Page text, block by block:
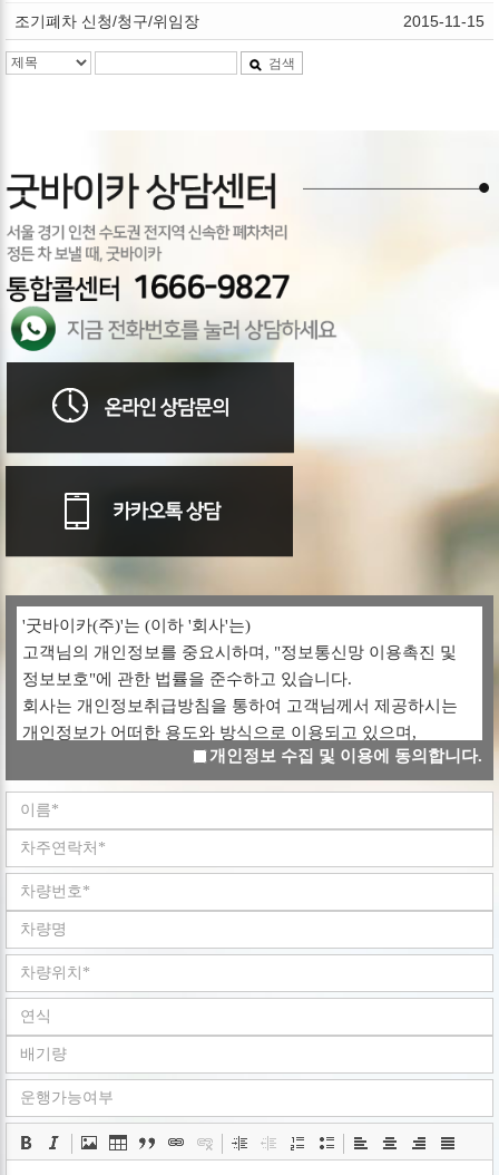
조기폐차 신청/청구/위임장 2015-11-15
검색
'굿바이카(주)'는 (이하 '회사'는)
고객님의 개인정보를 중요시하며, "정보통신망 이용촉진 및
정보보호"에 관한 법률을 준수하고 있습니다.
회사는 개인정보취급방침을 통하여 고객님께서 제공하시는
개인정보가 어떠한 용도와 방식으로 이용되고 있으며,
개인정보보호를 위해 어떠한 조치가 취해지고 있는지
알려드립니다.
회사는 개인정보취급방침을 개정하는 경우 웹사이트
공지사항(또는 개별공지)을 통하여 공지할 것입니다.
ο 본 방침은 : 2008 년 05 월 02 일 부터 시행됩니다.
■ 수집하는 개인정보 항목
회사는 회원가입, 상담, 서비스 신청 등등을 위해 아래와 같은
개인정보를 수집하고 있습니다.
ο 수집항목 : 이름 , 로그인ID , 비밀번호 , 휴대전화번호 ,
이메일 , 회사명 , 서비스 이용기록 , 쿠키 , 접속 IP 정보
ο 개인정보 수집방법 : 홈페이지(www.goodbyecar.co.kr)
■ 개인정보의 수집 및 이용목적
회사는 수집한 개인정보를 다음의 목적을 위해 활용합니다..
ο 서비스 제공에 관한 계약 이행 및 서비스 제공에 따른
개인정보 수집 및 이용에 동의합니다.